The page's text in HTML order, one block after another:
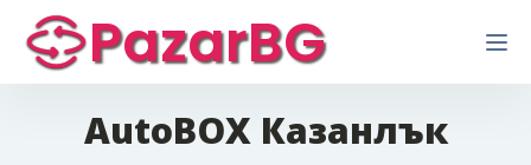
PazarBG
AutoBOX Казанлък